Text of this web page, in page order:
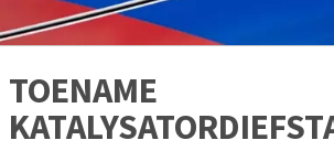
TOENAME